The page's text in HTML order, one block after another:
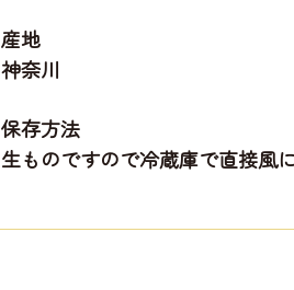
産地
神奈川
保存方法
生ものですので冷蔵庫で直接風